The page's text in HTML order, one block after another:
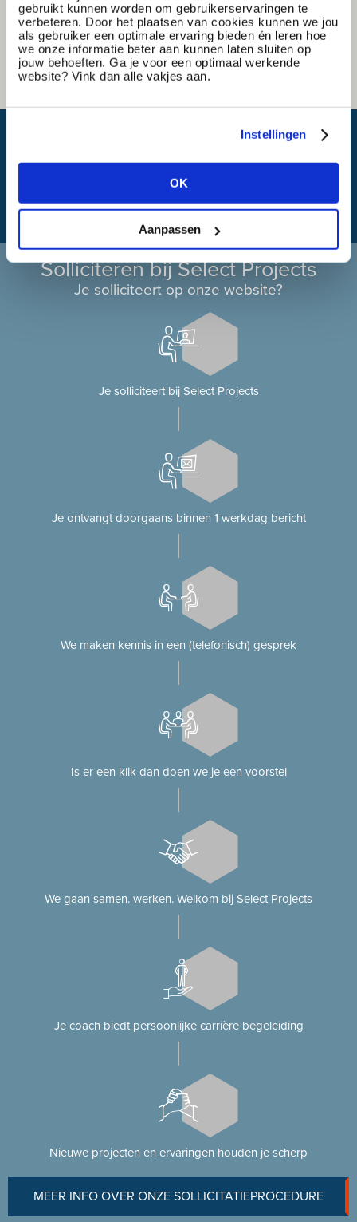
gebruikt kunnen worden om gebruikerservaringen te
verbeteren. Door het plaatsen van cookies kunnen we jou
als gebruiker een optimale ervaring bieden én leren hoe
we onze informatie beter aan kunnen laten sluiten op
jouw behoeften. Ga je voor een optimaal werkende
website? Vink dan alle vakjes aan.
Instellingen
OK
Aanpassen
Solliciteren bij Select Projects
Je solliciteert op onze website?
Je solliciteert bij Select Projects
Je ontvangt doorgaans binnen 1 werkdag bericht
We maken kennis in een (telefonisch) gesprek
Is er een klik dan doen we je een voorstel
We gaan samen. werken. Welkom bij Select Projects
Je coach biedt persoonlijke carrière begeleiding
Nieuwe projecten en ervaringen houden je scherp
MEER INFO OVER ONZE SOLLICITATIEPROCEDURE